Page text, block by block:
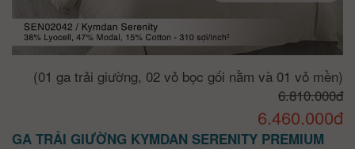
(01 ga trải giường, 02 vỏ bọc gối nằm và 01 vỏ mền)
6.810.000đ
6.460.000đ
GA TRẢI GIƯỜNG KYMDAN SERENITY PREMIUM